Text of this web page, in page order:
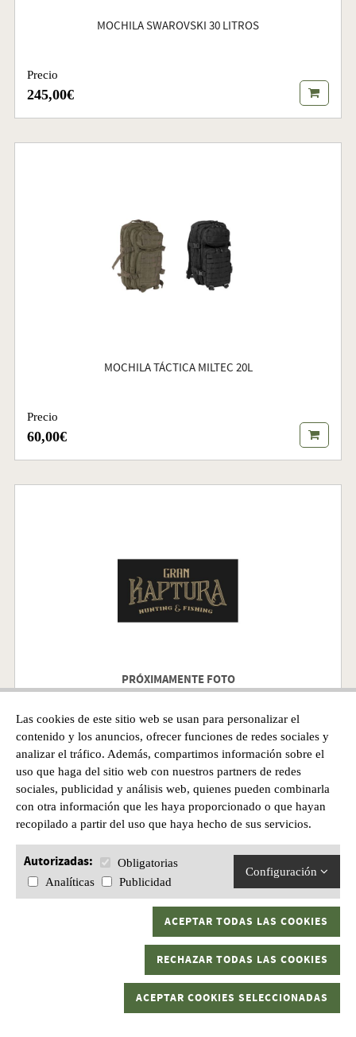
Las cookies de este sitio web se usan para personalizar el
contenido y los anuncios, ofrecer funciones de redes sociales y
analizar el tráfico. Además, compartimos información sobre el
uso que haga del sitio web con nuestros partners de redes
sociales, publicidad y análisis web, quienes pueden combinarla
con otra información que les haya proporcionado o que hayan
recopilado a partir del uso que haya hecho de sus servicios.
Autorizadas:
Obligatorias
Analíticas
Publicidad
Configuración
ACEPTAR TODAS LAS COOKIES
RECHAZAR TODAS LAS COOKIES
ACEPTAR COOKIES SELECCIONADAS
MOCHILA SWAROVSKI 30 LITROS
Precio
245,00€
MOCHILA TÁCTICA MILTEC 20L
Precio
60,00€
PRÓXIMAMENTE FOTO
MOTXILLA BERETTA EVO
Precio
75,00€